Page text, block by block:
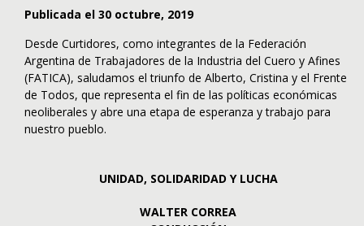
Publicada el 30 octubre, 2019
Desde Curtidores, como integrantes de la Federación
Argentina de Trabajadores de la Industria del Cuero y Afines
(FATICA), saludamos el triunfo de Alberto, Cristina y el Frente
de Todos, que representa el fin de las políticas económicas
neoliberales y abre una etapa de esperanza y trabajo para
nuestro pueblo.
UNIDAD, SOLIDARIDAD Y LUCHA
WALTER CORREA